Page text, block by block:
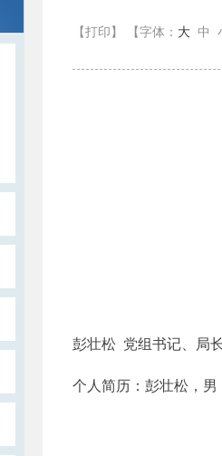
【打印】 【字体： 大 中
彭壮松 党组书记、局
个人简历：彭壮松，男